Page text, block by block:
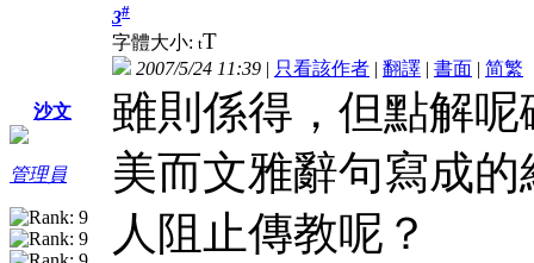
沙文
管理員
3#
字體大小: tT
2007/5/24 11:39 | 只看該作者 | 翻譯 | 書面 | 简繁
雖則係得，但點解
美而文雅辭句寫成
人阻止傳教呢？